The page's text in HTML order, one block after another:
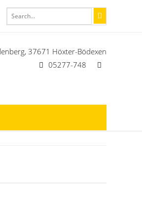
37671 Höxter-Bödexen
05277-748